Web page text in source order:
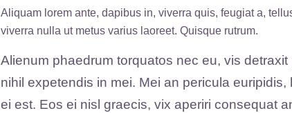
Aliquam lorem ante, dapibus in, viverra quis, feugiat a,
viverra nulla ut metus varius laoreet. Quisque rutrum.
Alienum phaedrum torquatos nec eu, vis detraxit
nihil expetendis in mei. Mei an pericula euripidis,
ei est. Eos ei nisl graecis, vix aperiri consequat